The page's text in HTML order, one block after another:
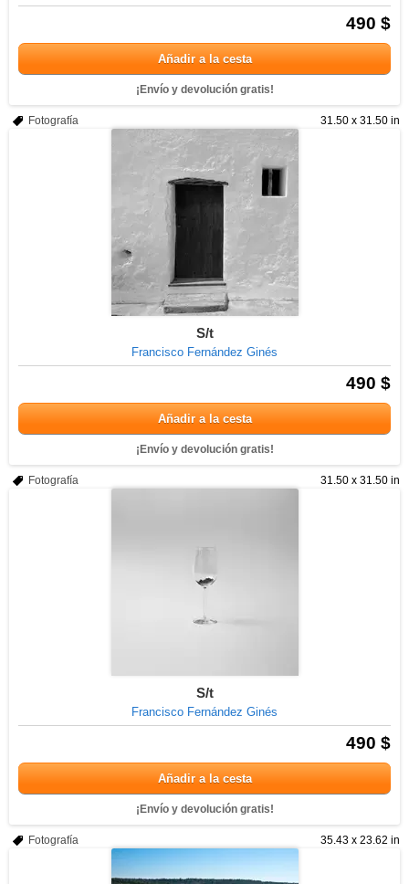
490 $
Añadir a la cesta
¡Envío y devolución gratis!
31.50 x 31.50 in
Fotografía
S/t
Francisco Fernández Ginés
490 $
Añadir a la cesta
¡Envío y devolución gratis!
31.50 x 31.50 in
Fotografía
S/t
Francisco Fernández Ginés
490 $
Añadir a la cesta
¡Envío y devolución gratis!
35.43 x 23.62 in
Fotografía